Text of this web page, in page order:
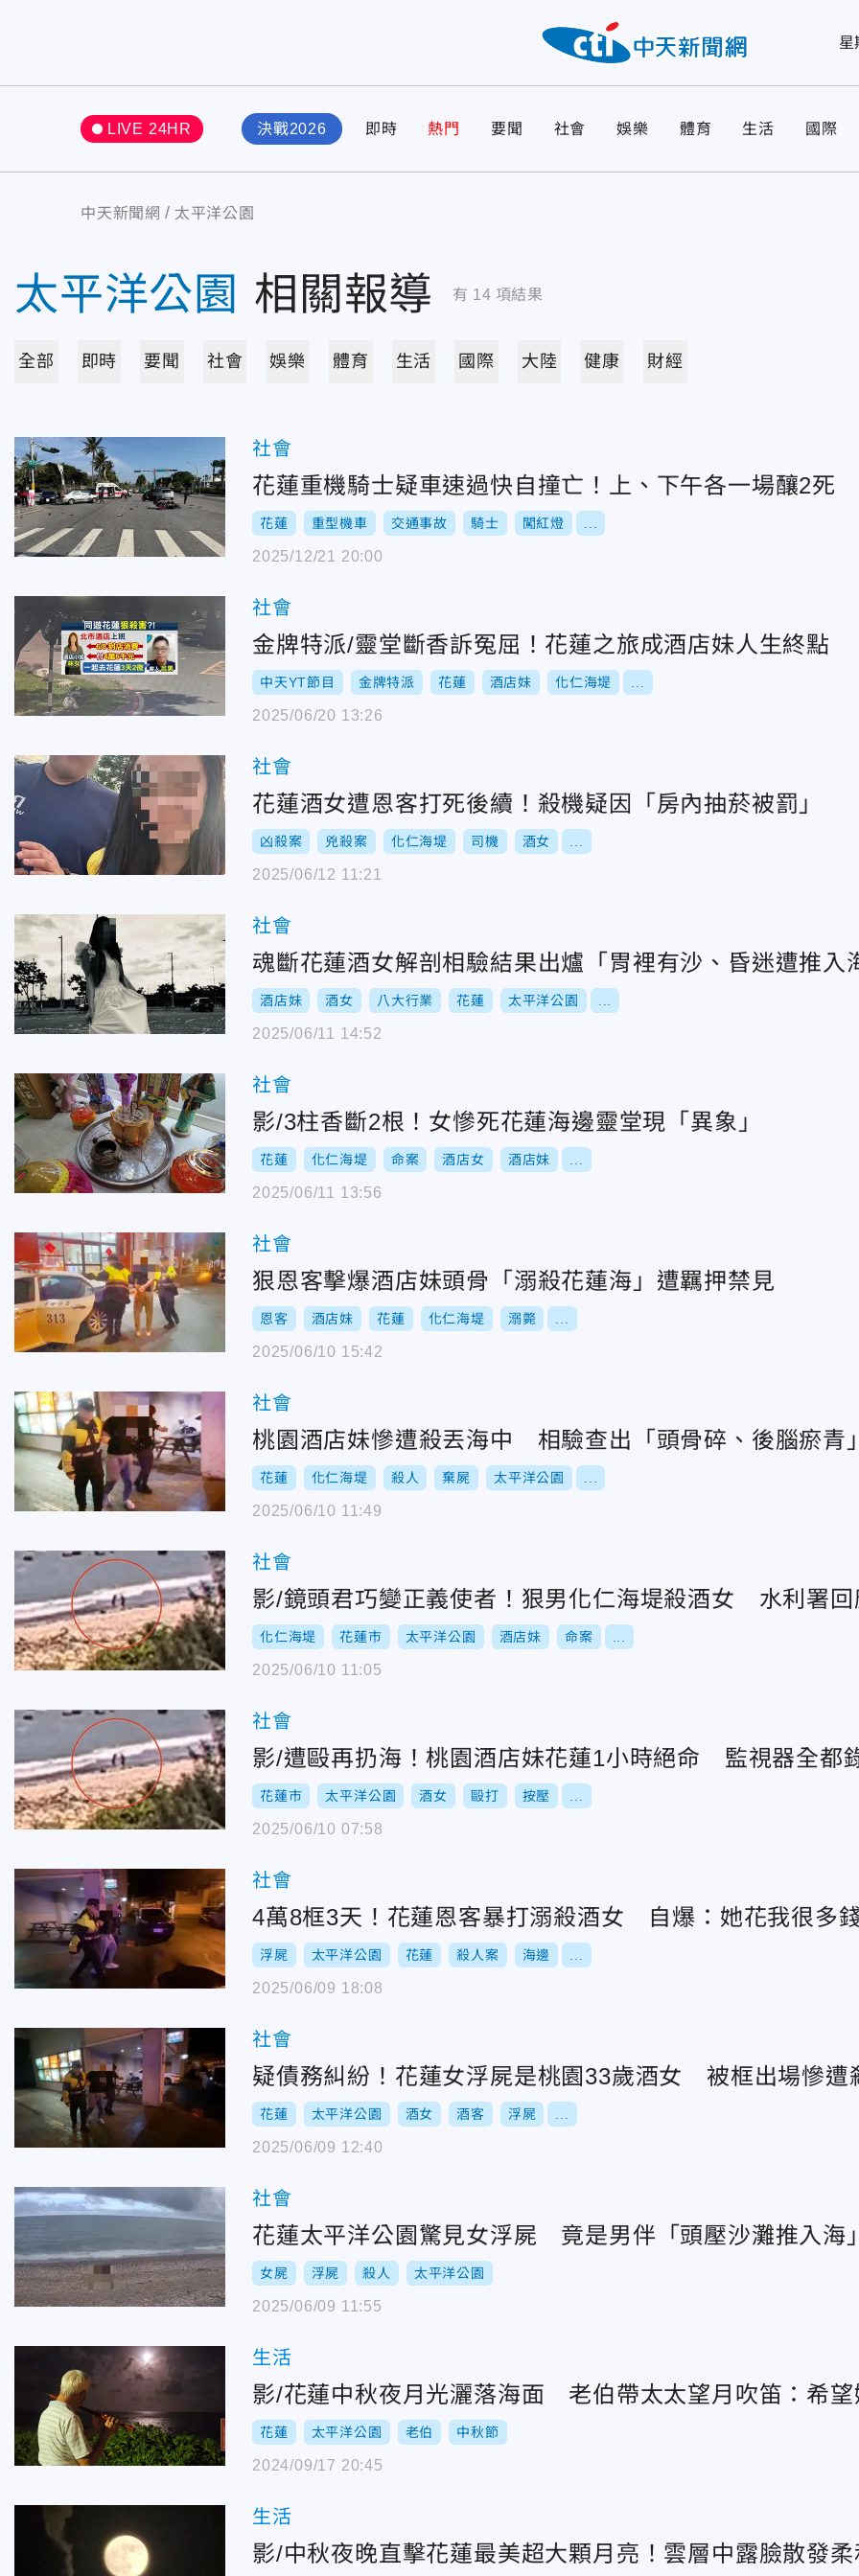
星
LIVE 24HR 決戰2026 即時 熱門 要聞 社會 娛樂 體育 生活 國際
中天新聞網 太平洋公園
太平洋公園 相關報導 有 14 項結果
全部 即時 要聞 社會 娛樂 體育 生活 國際 大陸 健康 財經
社會
花蓮重機騎士疑車速過快自撞亡！上、下午各一場釀2死
花蓮 重型機車 交通事故 騎士 闖紅燈
2025/12/21 20:00
社會
金牌特派/靈堂斷香訴冤屈！花蓮之旅成酒店妹人生終點
中天YT節目 金牌特派 花蓮 酒店妹 化仁海堤
2025/06/20 13:26
社會
花蓮酒女遭恩客打死後續！殺機疑因「房內抽菸被罰」
凶殺案 兇殺案 化仁海堤 司機 酒女
2025/06/12 11:21
社會
魂斷花蓮酒女解剖相驗結果出爐「胃裡有沙、昏迷遭推入
酒店妹 酒女 八大行業 花蓮 太平洋公園
2025/06/11 14:52
社會
影/3柱香斷2根！女慘死花蓮海邊靈堂現「異象」
花蓮 化仁海堤 命案 酒店女 酒店妹
2025/06/11 13:56
社會
狠恩客擊爆酒店妹頭骨「溺殺花蓮海」遭羈押禁見
恩客 酒店妹 花蓮 化仁海堤 溺斃
2025/06/10 15:42
社會
桃園酒店妹慘遭殺丟海中 相驗查出「頭骨碎、後腦瘀青
花蓮 化仁海堤 殺人 棄屍 太平洋公園
2025/06/10 11:49
社會
影/鏡頭君巧變正義使者！狠男化仁海堤殺酒女 水利署回
化仁海堤 花蓮市 太平洋公園 酒店妹 命案
2025/06/10 11:05
社會
影/遭毆再扔海！桃園酒店妹花蓮1小時絕命 監視器全都
花蓮市 太平洋公園 酒女 毆打 按壓
2025/06/10 07:58
社會
4萬8框3天！花蓮恩客暴打溺殺酒女 自爆：她花我很多
浮屍 太平洋公園 花蓮 殺人案 海邊
2025/06/09 18:08
社會
疑債務糾紛！花蓮女浮屍是桃園33歲酒女 被框出場慘遭
花蓮 太平洋公園 酒女 酒客 浮屍
2025/06/09 12:40
社會
花蓮太平洋公園驚見女浮屍 竟是男伴「頭壓沙灘推入海
女屍 浮屍 殺人 太平洋公園
2025/06/09 11:55
生活
影/花蓮中秋夜月光灑落海面 老伯帶太太望月吹笛：希望
花蓮 太平洋公園 老伯 中秋節
2024/09/17 20:45
生活
影/中秋夜晚直擊花蓮最美超大顆月亮！雲層中露臉散發